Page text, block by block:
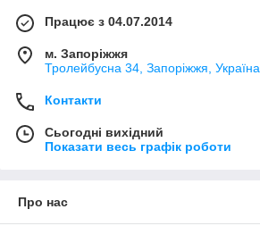
Працює з 04.07.2014
м. Запоріжжя
Тролейбусна 34, Запоріжжя, Україна
Контакти
Сьогодні вихідний
Показати весь графік роботи
Про нас